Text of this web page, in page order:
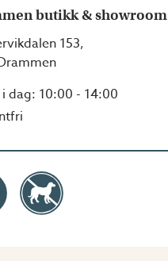
butikk & showroom
153,
dag: 10:00 - 14:00